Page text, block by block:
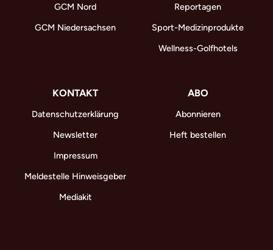
GCM Nord
GCM Niedersachsen
Reportagen
Sport-Medizinprodukte
Wellness-Golfhotels
KONTAKT
Datenschutzerklärung
Newsletter
Impressum
Meldestelle Hinweisgeber
Mediakit
ABO
Abonnieren
Heft bestellen